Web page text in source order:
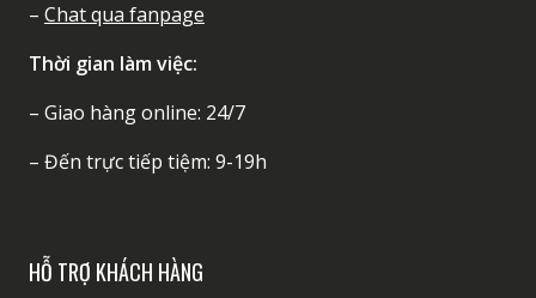
– Chat qua fanpage
Thời gian làm việc:
– Giao hàng online: 24/7
– Đến trực tiếp tiệm: 9-19h
HỖ TRỢ KHÁCH HÀNG